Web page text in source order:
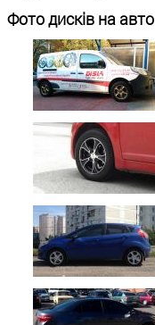
Фото дисків на авто